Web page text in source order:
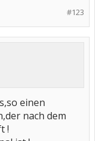
#123
einen
nach dem
!